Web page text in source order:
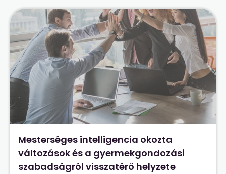
Mesterséges intelligencia okozta
változások és a gyermekgondozási
szabadságról visszatérő helyzete